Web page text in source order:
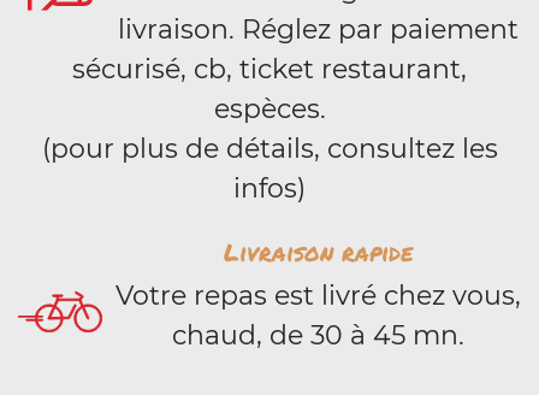
livraison. Réglez par paiement
sécurisé, cb, ticket restaurant,
espèces.
(pour plus de détails, consultez les
infos)
Livraison rapide
Votre repas est livré chez vous,
chaud, de 30 à 45 mn.